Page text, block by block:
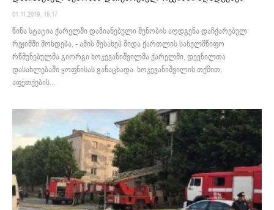
01.11.2019. 15:17
წინა სტატია ქარელში დაზიანებული შენობის აღდგენა დაჩქარებულ
რეჟიმში მოხდება, - ამის შესახებ შიდა ქართლის სახელმწიფო
რწმუნებულმა გიორგი ხოჯევანიშვილმა ქარელში, დევნილთა
დასახლებაში ყოფნისას განაცხადა. ხოჯევანიშვილის თქმით,
აფეთქების...